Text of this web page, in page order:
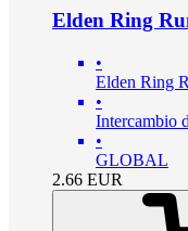
Elden Ring
•
Elden Ring
•
Intercambio
•
GLOBAL
2.66 EUR